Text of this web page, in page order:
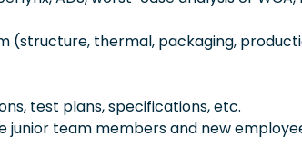
(structure, thermal, packaging,
test plans, specifications, etc.
junior team members and new